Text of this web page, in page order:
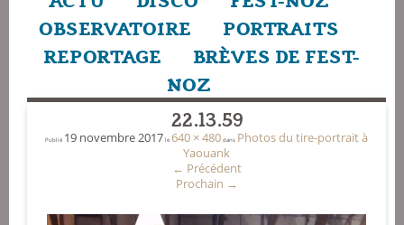
OBSERVATOIRE
PORTRAITS
REPORTAGE
BRÈVES DE FEST-
NOZ
22.13.59
Publié 19 novembre 2017 le 640 × 480 dans Photos du tire-portrait à
Yaouank
← Précédent
Prochain →